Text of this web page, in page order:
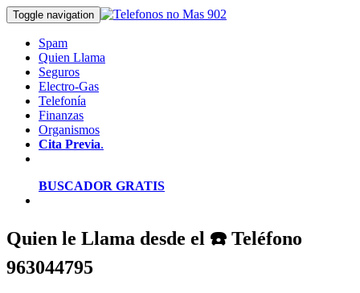
Toggle navigation
Spam
Quien Llama
Seguros
Electro-Gas
Telefonía
Finanzas
Organismos
Cita Previa.
BUSCADOR GRATIS
Quien le Llama desde el ☎️ Teléfono
963044795